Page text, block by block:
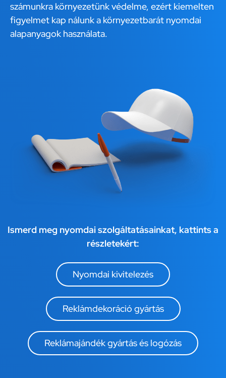
számunkra környezetünk védelme, ezért kiemelten
figyelmet kap nálunk a környezetbarát nyomdai
alapanyagok használata.
Ismerd meg nyomdai szolgáltatásainkat, kattints a
részletekért:
Nyomdai kivitelezés​
Reklámdekoráció gyártás
Reklámajándék gyártás és logózás